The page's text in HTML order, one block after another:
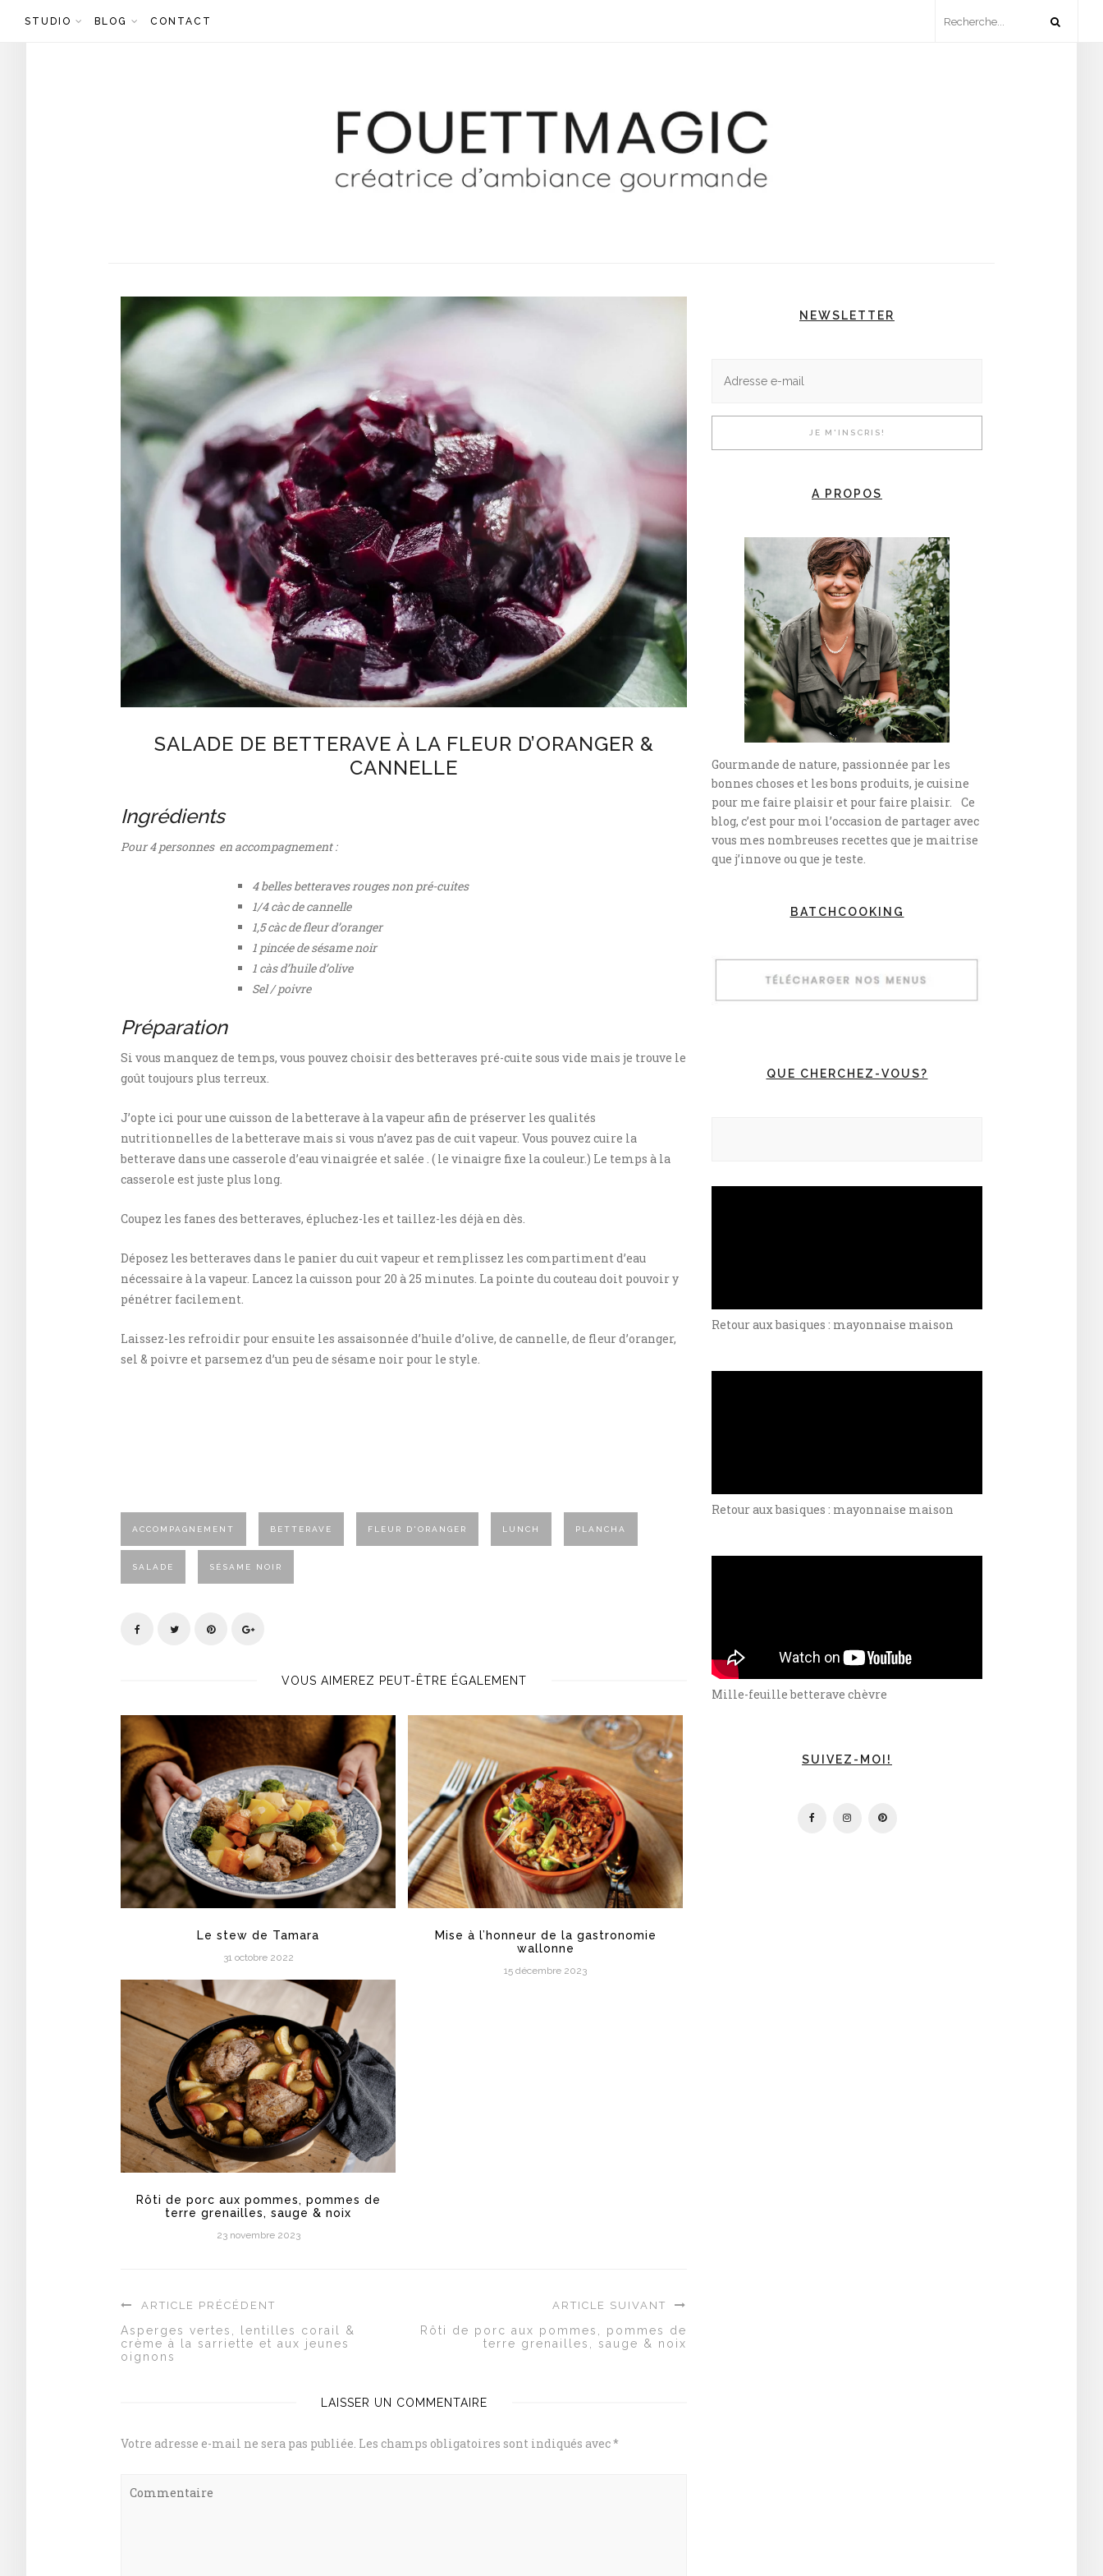
STUDIO BLOG CONTACT
SALADE DE BETTERAVE À LA FLEUR D’ORANGER &
CANNELLE
Ingrédients
Pour 4 personnes en accompagnement :
4 belles betteraves rouges non pré-cuites
1/4 càc de cannelle
1,5 càc de fleur d’oranger
1 pincée de sésame noir
1 càs d’huile d’olive
Sel / poivre
Préparation
Si vous manquez de temps, vous pouvez choisir des betteraves pré-cuite sous vide mais je trouve le
goût toujours plus terreux.
J’opte ici pour une cuisson de la betterave à la vapeur afin de préserver les qualités
nutritionnelles de la betterave mais si vous n’avez pas de cuit vapeur. Vous pouvez cuire la
betterave dans une casserole d’eau vinaigrée et salée . ( le vinaigre fixe la couleur.) Le temps à la
casserole est juste plus long.
Coupez les fanes des betteraves, épluchez-les et taillez-les déjà en dès.
Déposez les betteraves dans le panier du cuit vapeur et remplissez les compartiment d’eau
nécessaire à la vapeur. Lancez la cuisson pour 20 à 25 minutes. La pointe du couteau doit pouvoir y
pénétrer facilement.
Laissez-les refroidir pour ensuite les assaisonnée d’huile d’olive, de cannelle, de fleur d’oranger,
sel & poivre et parsemez d’un peu de sésame noir pour le style.
ACCOMPAGNEMENT BETTERAVE FLEUR D'ORANGER LUNCH PLANCHA
SALADE SÉSAME NOIR
VOUS AIMEREZ PEUT-ÊTRE ÉGALEMENT
Le stew de Tamara
31 octobre 2022
Mise à l’honneur de la gastronomie
wallonne
15 décembre 2023
Rôti de porc aux pommes, pommes de
terre grenailles, sauge & noix
23 novembre 2023
ARTICLE PRÉCÉDENT
Asperges vertes, lentilles corail &
crème à la sarriette et aux jeunes
oignons
ARTICLE SUIVANT
Rôti de porc aux pommes, pommes de
terre grenailles, sauge & noix
LAISSER UN COMMENTAIRE
Votre adresse e-mail ne sera pas publiée. Les champs obligatoires sont indiqués avec*
NEWSLETTER
A PROPOS
Gourmande de nature, passionnée par les
bonnes choses et les bons produits, je cuisine
pour me faire plaisir et pour faire plaisir. Ce
blog, c’est pour moi l’occasion de partager avec
vous mes nombreuses recettes que je maitrise
que j’innove ou que je teste.
BATCHCOOKING
QUE CHERCHEZ-VOUS?
Retour aux basiques : mayonnaise maison
Retour aux basiques : mayonnaise maison
Mille-feuille betterave chèvre
SUIVEZ-MOI!